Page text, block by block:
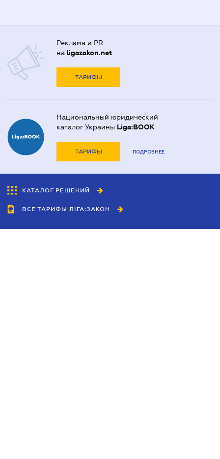
Реклама и PR
на ligazakon.net
ТАРИФЫ
Национальный юридический
каталог Украины Liga:BOOK
ТАРИФЫ ПОДРОБНЕЕ
КАТАЛОГ РЕШЕНИЙ
ВСЕ ТАРИФЫ ЛІГА:ЗАКОН